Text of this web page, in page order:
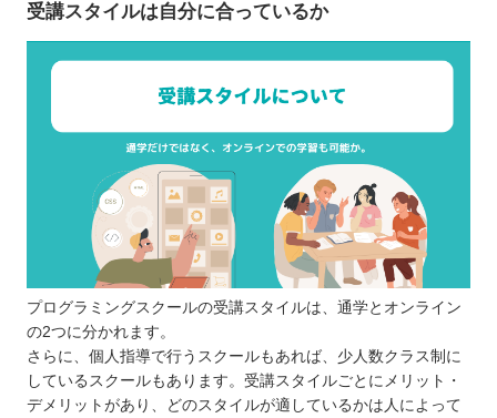
受講スタイルは自分に合っているか
プログラミングスクールの受講スタイルは、通学とオンライン
の2つに分かれます。
さらに、個人指導で行うスクールもあれば、少人数クラス制に
しているスクールもあります。受講スタイルごとにメリット・
デメリットがあり、どのスタイルが適しているかは人によって